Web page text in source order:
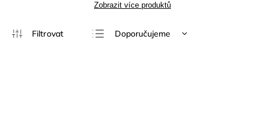
Zobrazit více produktů
Doporučujeme